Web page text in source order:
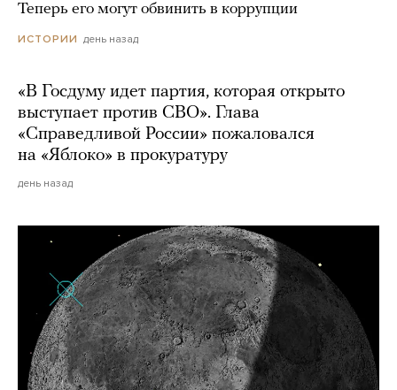
Теперь его могут обвинить в коррупции
ИСТОРИИ день назад
«В Госдуму идет партия, которая открыто
выступает против СВО». Глава
«Справедливой России» пожаловался
на «Яблоко» в прокуратуру
день назад